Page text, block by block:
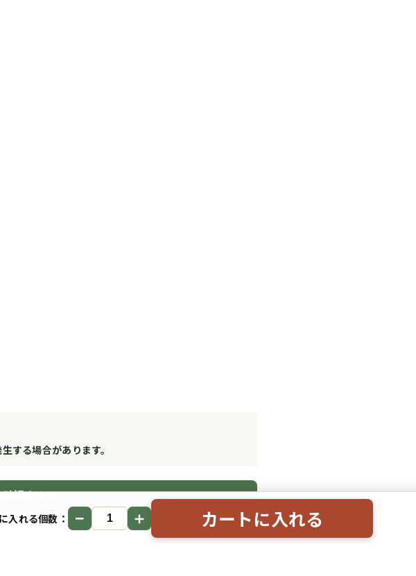
入れる個数： − ＋ カートに入れる
する場合があります。
確認する